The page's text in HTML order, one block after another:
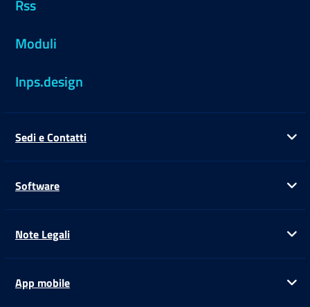
Rss
Moduli
Inps.design
Sedi e Contatti
Software
Note Legali
App mobile